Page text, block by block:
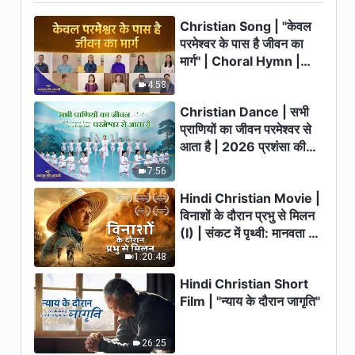
14:53
11:35
परमेश्वर के दैनिक वचन : जीवन में प्रवेश |
अंश 430
9:57
परमेश्वर के दैनिक वचन : जीवन में प्रवेश |
अंश 431
परमेश्वर के दैनिक वचन : जीवन में प्रवेश |
अंश 432
परमेश्वर के दैनिक वचन : जीवन में प्रवेश |
अंश 433
4:58
Christian Song | "केवल
परमेश्वर के पास है जीवन का
मार्ग" | Choral Hymn |
7:56
Christian Dance | सभी
प्राणियों का जीवन परमेश्वर से
आता है | 2026 प्रशंसा की
1:20:48
Hindi Christian Movie |
विनाशों के दौरान प्रभु से मिलन
(I) | संकट में पृथ्वी: मानवता का
26:25
Hindi Christian Short
Film | "न्याय के दौरान जागृति"